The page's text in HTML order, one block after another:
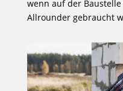
wenn auf der
Allrounder gebraucht